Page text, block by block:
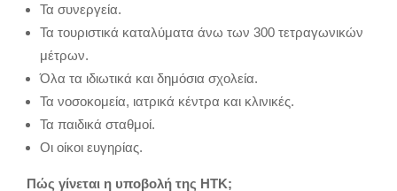
Τα συνεργεία.
Τα τουριστικά καταλύματα άνω των 300 τετραγωνικών
μέτρων.
Όλα τα ιδιωτικά και δημόσια σχολεία.
Τα νοσοκομεία, ιατρικά κέντρα και κλινικές.
Τα παιδικά σταθμοί.
Οι οίκοι ευγηρίας.
Πώς γίνεται η υποβολή της ΗΤΚ;